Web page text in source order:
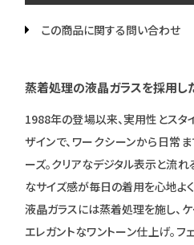
この商品に関する問い合わせ
蒸着処理の液晶ガラスを採用し
1988年の登場以来、実用性とスタ
ザインで、ワークシーンから日常
ーズ。クリアなデジタル表示と流れ
なサイズ感が毎日の着用を心地よく
液晶ガラスには蒸着処理を施し、
エレガントなワントーン仕上げ。